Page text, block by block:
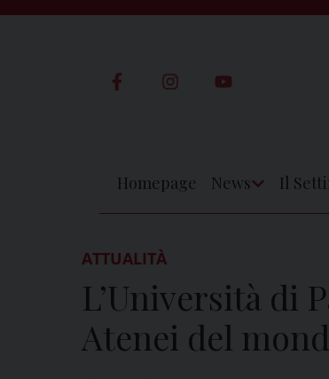
Homepage News Il
ATTUALITÀ
L’Università di
Atenei del